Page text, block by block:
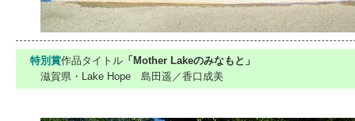
特別賞作品タイトル 「Mother Lakeのみなもと」
滋賀県・Lake Hope 島田遥／香口成美